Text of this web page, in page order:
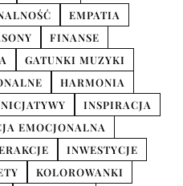
EMPATIA
FINANSE
GATUNKI MUZYKI
HARMONIA
INSPIRACJA
EMOCJONALNA
INWESTYCJE
KOLOROWANKI